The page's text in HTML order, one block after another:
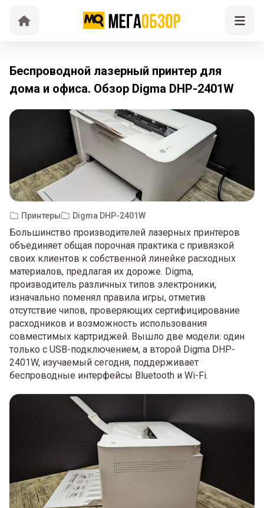
Беспроводной лазерный принтер для
дома и офиса. Обзор Digma DHP-2401W
Принтеры Digma DHP-2401W
Большинство производителей лазерных принтеров
объединяет общая порочная практика с привязкой
своих клиентов к собственной линейке расходных
материалов, предлагая их дороже. Digma,
производитель различных типов электроники,
изначально поменял правила игры, отметив
отсутствие чипов, проверяющих сертифицирование
расходников и возможность использования
совместимых картриджей. Вышло две модели: один
только с USB-подключением, а второй Digma DHP-
2401W, изучаемый сегодня, поддерживает
беспроводные интерфейсы Bluetooth и Wi-Fi.